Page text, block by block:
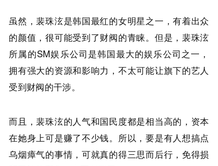
虽然，裴珠泫是韩国最红的女明星之一，有着出众
的颜值，很可能受到了财阀的青睐。但是，裴珠泫
所属的SM娱乐公司是韩国最大的娱乐公司之一，
拥有强大的资源和影响力，不太可能让旗下的艺人
受到财阀的干涉。
而且，裴珠泫的人气和国民度都是相当高的，资本
在她身上可是赚了不少钱。所以，要是有人想搞点
乌烟瘴气的事情，可就真的得三思而后行，免得损